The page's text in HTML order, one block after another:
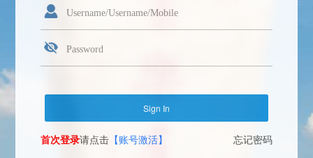
首次登录请点击 【账号激活】 忘记密码